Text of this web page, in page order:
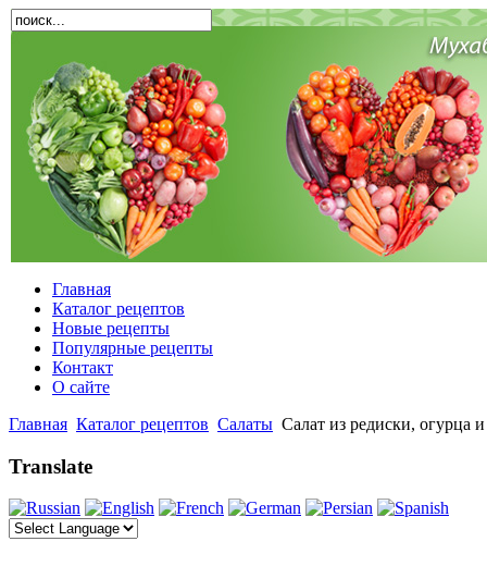
Главная
Каталог рецептов
Новые рецепты
Популярные рецепты
Контакт
О сайте
Главная Каталог рецептов Салаты Салат из редиски, огурца
Translate